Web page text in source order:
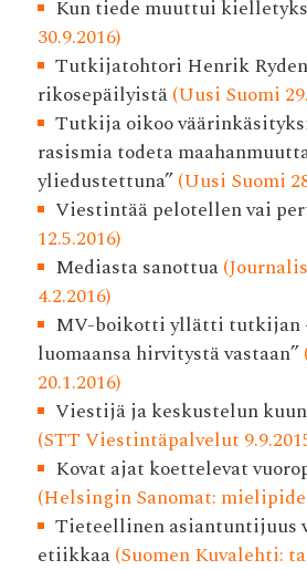
Kun tiede muuttui
30.9.2016)
Tutkijatohtori Henrik
rikosepäilyistä(Uusi Suomi
Tutkija oikoo
rasismia todeta
yliedustettuna”(Uusi Suomi
Viestintää pelotellen vai
12.5.2016)
Mediasta sanottua
4.2.2016)
MV-boikotti yllätti tutkijan
luomaansa hirvitystä vastaan”
20.1.2016)
Viestijä ja keskustelun
(STT Viestintäpalvelut
Kovat ajat koettelevat
(Helsingin Sanomat: mielipide
Tieteellinen asiantuntijuus
etiikkaa(Suomen Kuvalehti: